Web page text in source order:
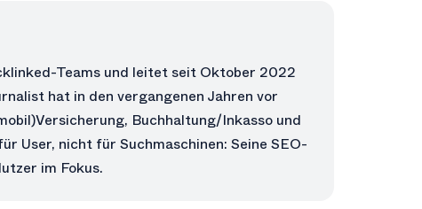
Teams und leitet seit Oktober 2022
hat in den vergangenen Jahren vor
Buchhaltung/Inkasso und
User, nicht für Suchmaschinen: Seine SEO-
im Fokus.